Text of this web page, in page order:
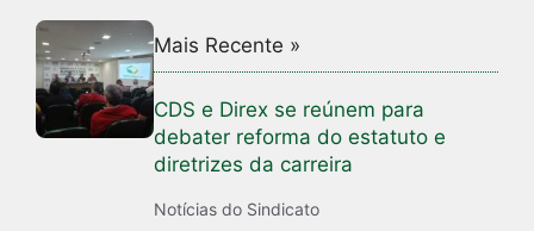
Mais Recente »
CDS e Direx se reúnem para
debater reforma do estatuto e
diretrizes da carreira
Notícias do Sindicato